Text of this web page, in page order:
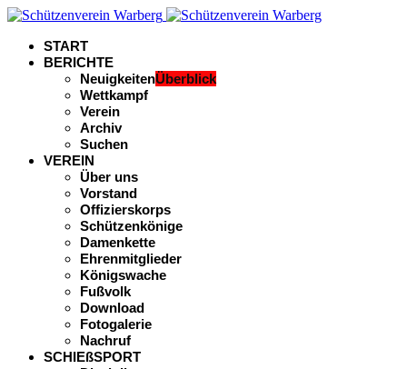
START
BERICHTE
NeuigkeitenÜberblick
Wettkampf
Verein
Archiv
Suchen
VEREIN
Über uns
Vorstand
Offizierskorps
Schützenkönige
Damenkette
Ehrenmitglieder
Königswache
Fußvolk
Download
Fotogalerie
Nachruf
SCHIEßSPORT